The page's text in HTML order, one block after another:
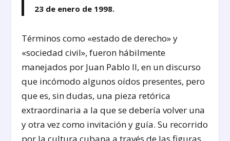
23 de enero de 1998.
Términos como «estado de derecho» y
«sociedad civil», fueron hábilmente
manejados por Juan Pablo II, en un discurso
que incómodo algunos oídos presentes, pero
que es, sin dudas, una pieza retórica
extraordinaria a la que se debería volver una
y otra vez como invitación y guía. Su recorrido
por la cultura cubana a través de las figuras